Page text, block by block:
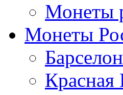
Монеты
Монеты
Красная